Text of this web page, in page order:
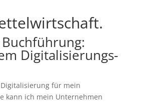
Digitalisierungs-
für mein
kann ich mein Unternehmen